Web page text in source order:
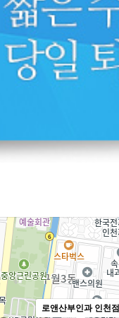
로앤산부인과 인천점